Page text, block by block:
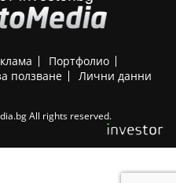
Портфолио
ползване Лични данни
All rights reserved.